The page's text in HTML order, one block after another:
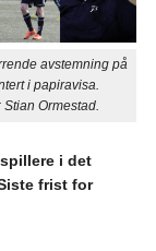
avstemning på
i papiravisa.
Ormestad.
i det
frist for